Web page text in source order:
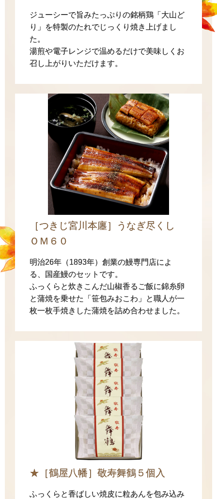
ジューシーで旨みたっぷりの銘柄鶏「大山ど
り」を特製のたれでじっくり焼き上げまし
た。
湯煎や電子レンジで温めるだけで美味しくお
召し上がりいただけます。
［つきじ宮川本廛］うなぎ尽くし
ＯＭ６０
明治26年（1893年）創業の鰻専門店によ
る、国産鰻のセットです。
ふっくらと炊きこんだ山椒香るご飯に錦糸卵
と蒲焼を乗せた「笹包みおこわ」と職人が一
枚一枚手焼きした蒲焼を詰め合わせました。
★［鶴屋八幡］敬寿舞鶴５個入
ふっくらと香ばしい焼皮に粒あんを包み込み